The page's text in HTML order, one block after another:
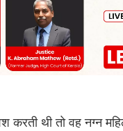
करती थी तो वह नग्न